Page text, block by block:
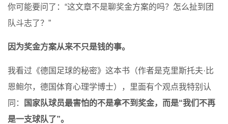
你可能要问了：“这文章不是聊奖金方案的吗？怎么扯到团
队斗志了？”
因为奖金方案从来不只是钱的事。
我看过《德国足球的秘密》这本书（作者是克里斯托夫·比
恩鲍尔，德国体育心理学博士），里面有个观点我特别认
同：
国家队球员最害怕的不是拿不到奖金，而是“我们不再
是一支球队了”。